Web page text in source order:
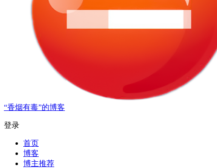
“香烟有毒”的博客
登录
首页
博客
博主推荐